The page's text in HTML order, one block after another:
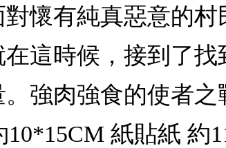
懷有純真惡意的村
這時候，接到了
強肉強食的使者
紙貼紙 約